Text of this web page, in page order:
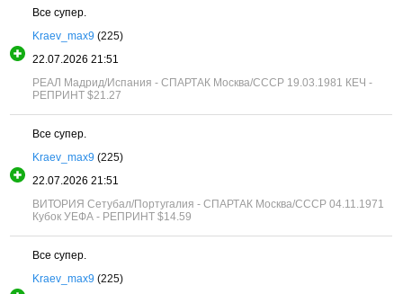
Все супер.
Kraev_max9 (225)
22.07.2026 21:51
РЕАЛ Мадрид/Испания - СПАРТАК Москва/СССР 19.03.1981 КЕЧ -
РЕПРИНТ $21.27
Все супер.
Kraev_max9 (225)
22.07.2026 21:51
ВИТОРИЯ Сетубал/Португалия - СПАРТАК Москва/СССР 04.11.1971
Кубок УЕФА - РЕПРИНТ $14.59
Все супер.
Kraev_max9 (225)